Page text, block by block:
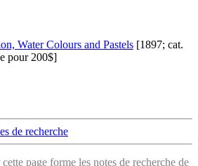
Water Colours and Pastels [1897; cat.
pour 200$]
de recherche
page forme les notes de recherche de